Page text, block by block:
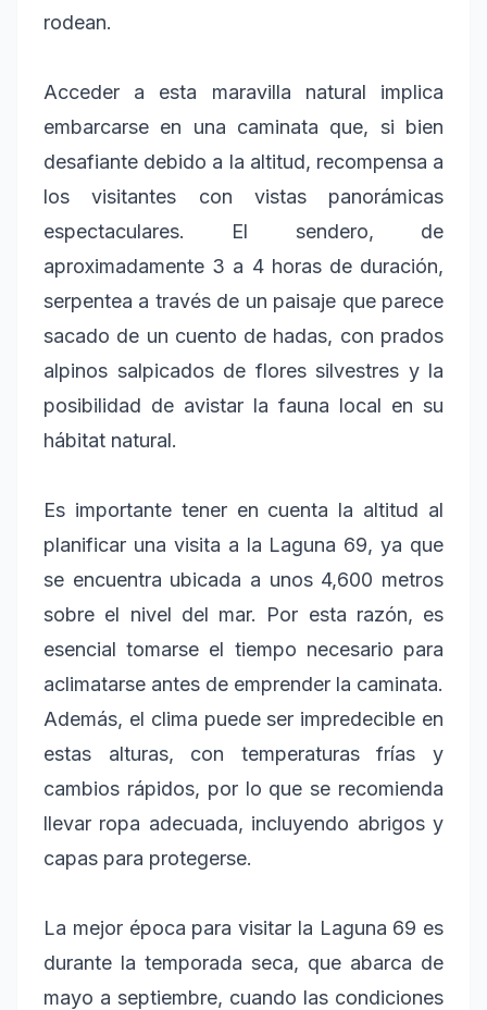
rodean.
Acceder a esta maravilla natural implica
embarcarse en una caminata que, si bien
desafiante debido a la altitud, recompensa a
los visitantes con vistas panorámicas
espectaculares. El sendero, de
aproximadamente 3 a 4 horas de duración,
serpentea a través de un paisaje que parece
sacado de un cuento de hadas, con prados
alpinos salpicados de flores silvestres y la
posibilidad de avistar la fauna local en su
hábitat natural.
Es importante tener en cuenta la altitud al
planificar una visita a la Laguna 69, ya que
se encuentra ubicada a unos 4,600 metros
sobre el nivel del mar. Por esta razón, es
esencial tomarse el tiempo necesario para
aclimatarse antes de emprender la caminata.
Además, el clima puede ser impredecible en
estas alturas, con temperaturas frías y
cambios rápidos, por lo que se recomienda
llevar ropa adecuada, incluyendo abrigos y
capas para protegerse.
La mejor época para visitar la Laguna 69 es
durante la temporada seca, que abarca de
mayo a septiembre, cuando las condiciones